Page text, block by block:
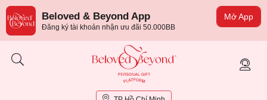
Mở App
Beloved & Beyond App
Đăng ký tài khoản nhận ưu đãi 50.000BB